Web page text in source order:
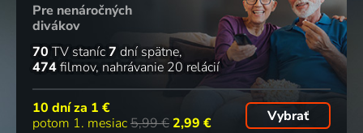
Pre nenáročných
divákov
70 TV staníc7 dní spätne
474filmov nahrávanie 20 relácií
10 dní za 1 €
potom 1. mesiac5,99 € 2,99 € Vybrať